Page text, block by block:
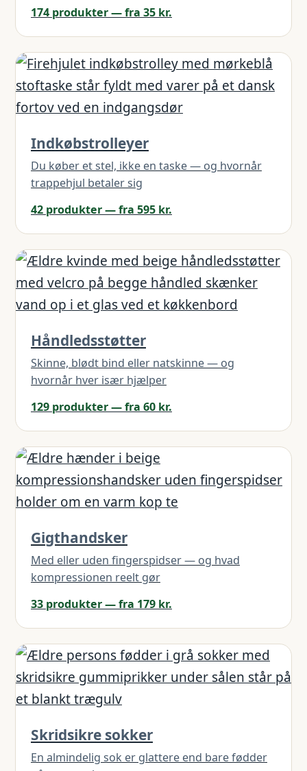
174 produkter — fra 35 kr.
Indkøbstrolleyer
Du køber et stel, ikke en taske — og hvornår
trappehjul betaler sig
42 produkter — fra 595 kr.
Håndledsstøtter
Skinne, blødt bind eller natskinne — og
hvornår hver især hjælper
129 produkter — fra 60 kr.
Gigthandsker
Med eller uden fingerspidser — og hvad
kompressionen reelt gør
33 produkter — fra 179 kr.
Skridsikre sokker
En almindelig sok er glattere end bare fødder